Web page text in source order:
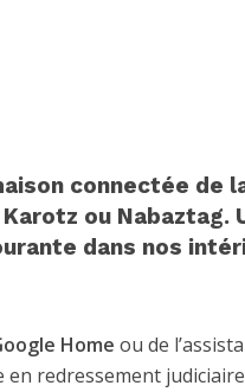
connectée de
ou Nabaztag.
dans nos
Home ou de
redressement